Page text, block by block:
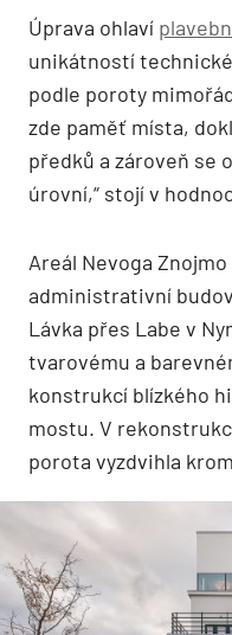
Úprava ohlaví
unikátností
podle poroty
zde paměť místa,
předků a zároveň se
úrovní,“ stojí v
Areál Nevoga
administrativní
Lávka přes Labe v
tvarovému a
konstrukcí blízkého
mostu. V
porota vyzdvihla